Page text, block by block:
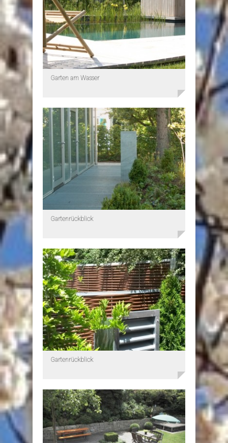
Garten am Wasser
Gartenrückblick
Gartenrückblick